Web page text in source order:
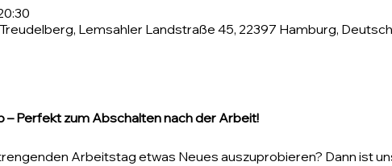
Lemsahler Landstraße 45, 22397 Hamburg,
– Perfekt zum Abschalten nach der Arbeit!
Arbeitstag etwas Neues auszuprobieren? Dann ist